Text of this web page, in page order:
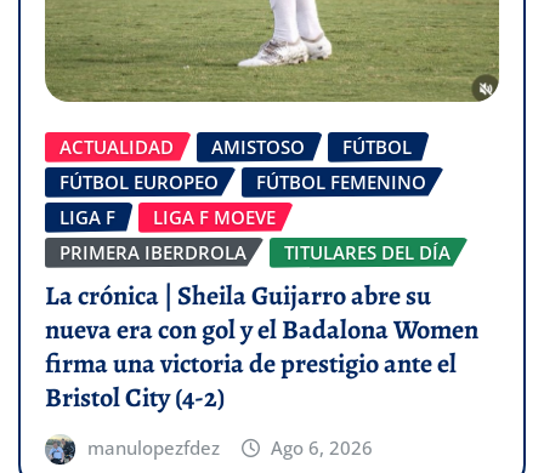
ACTUALIDAD AMISTOSO
FÚTBOL
FÚTBOL EUROPEO
FÚTBOL FEMENINO
LIGA F
LIGA F MOEVE
PRIMERA IBERDROLA
TITULARES DEL DÍA
La crónica | Sheila Guijarro abre su
nueva era con gol y el Badalona Women
firma una victoria de prestigio ante el
Bristol City (4-2)
manulopezfdez Ago 6, 2026